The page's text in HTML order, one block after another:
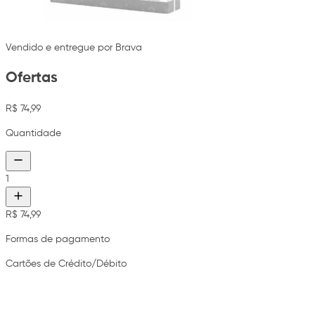
Vendido e entregue por Brava
Ofertas
R$ 74,99
Quantidade
1
R$ 74,99
Formas de pagamento
Cartões de Crédito/Débito